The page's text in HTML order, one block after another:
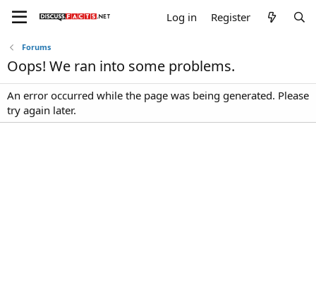
Log in Register
Forums
Oops! We ran into some problems.
An error occurred while the page was being generated. Please
try again later.